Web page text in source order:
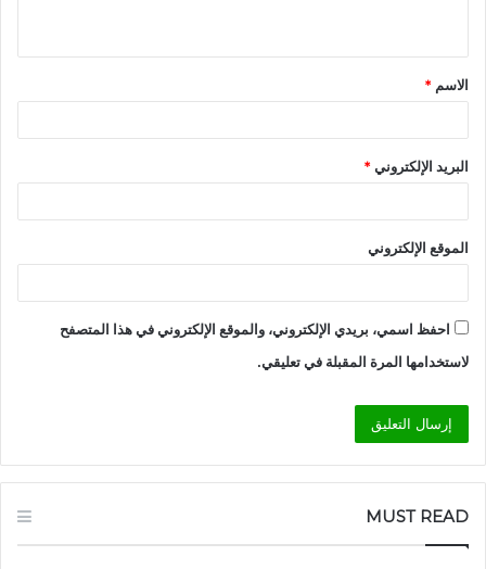
ق
*
الاسم *
البريد الإلكتروني*
الموقع الإلكتروني
احفظ اسمي، بريدي الإلكتروني، والموقع الإلكتروني في هذا المتصفح
لاستخدامها المرة المقبلة في تعليقي.
MUST READ